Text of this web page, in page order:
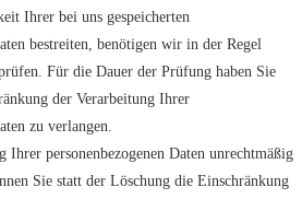
Ihrer bei uns gespeicherten
bestreiten, benötigen wir in der Regel
Für die Dauer der Prüfung haben Sie
der Verarbeitung Ihrer
zu verlangen.
Ihrer personenbezogenen Daten unrechtmäßig
Sie statt der Löschung die Einschränkung